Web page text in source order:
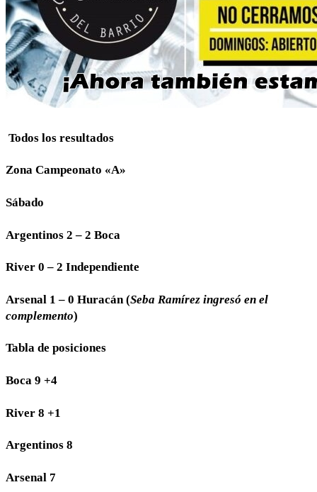
Todos los resultados
Zona Campeonato «A»
Sábado
Argentinos 2 – 2 Boca
River 0 – 2 Independiente
Arsenal 1 – 0 Huracán (Seba Ramírez ingresó en el
complemento)
Tabla de posiciones
Boca 9 +4
River 8 +1
Argentinos 8
Arsenal 7